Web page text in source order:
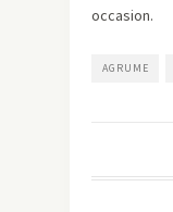
occasion.
AGRUME